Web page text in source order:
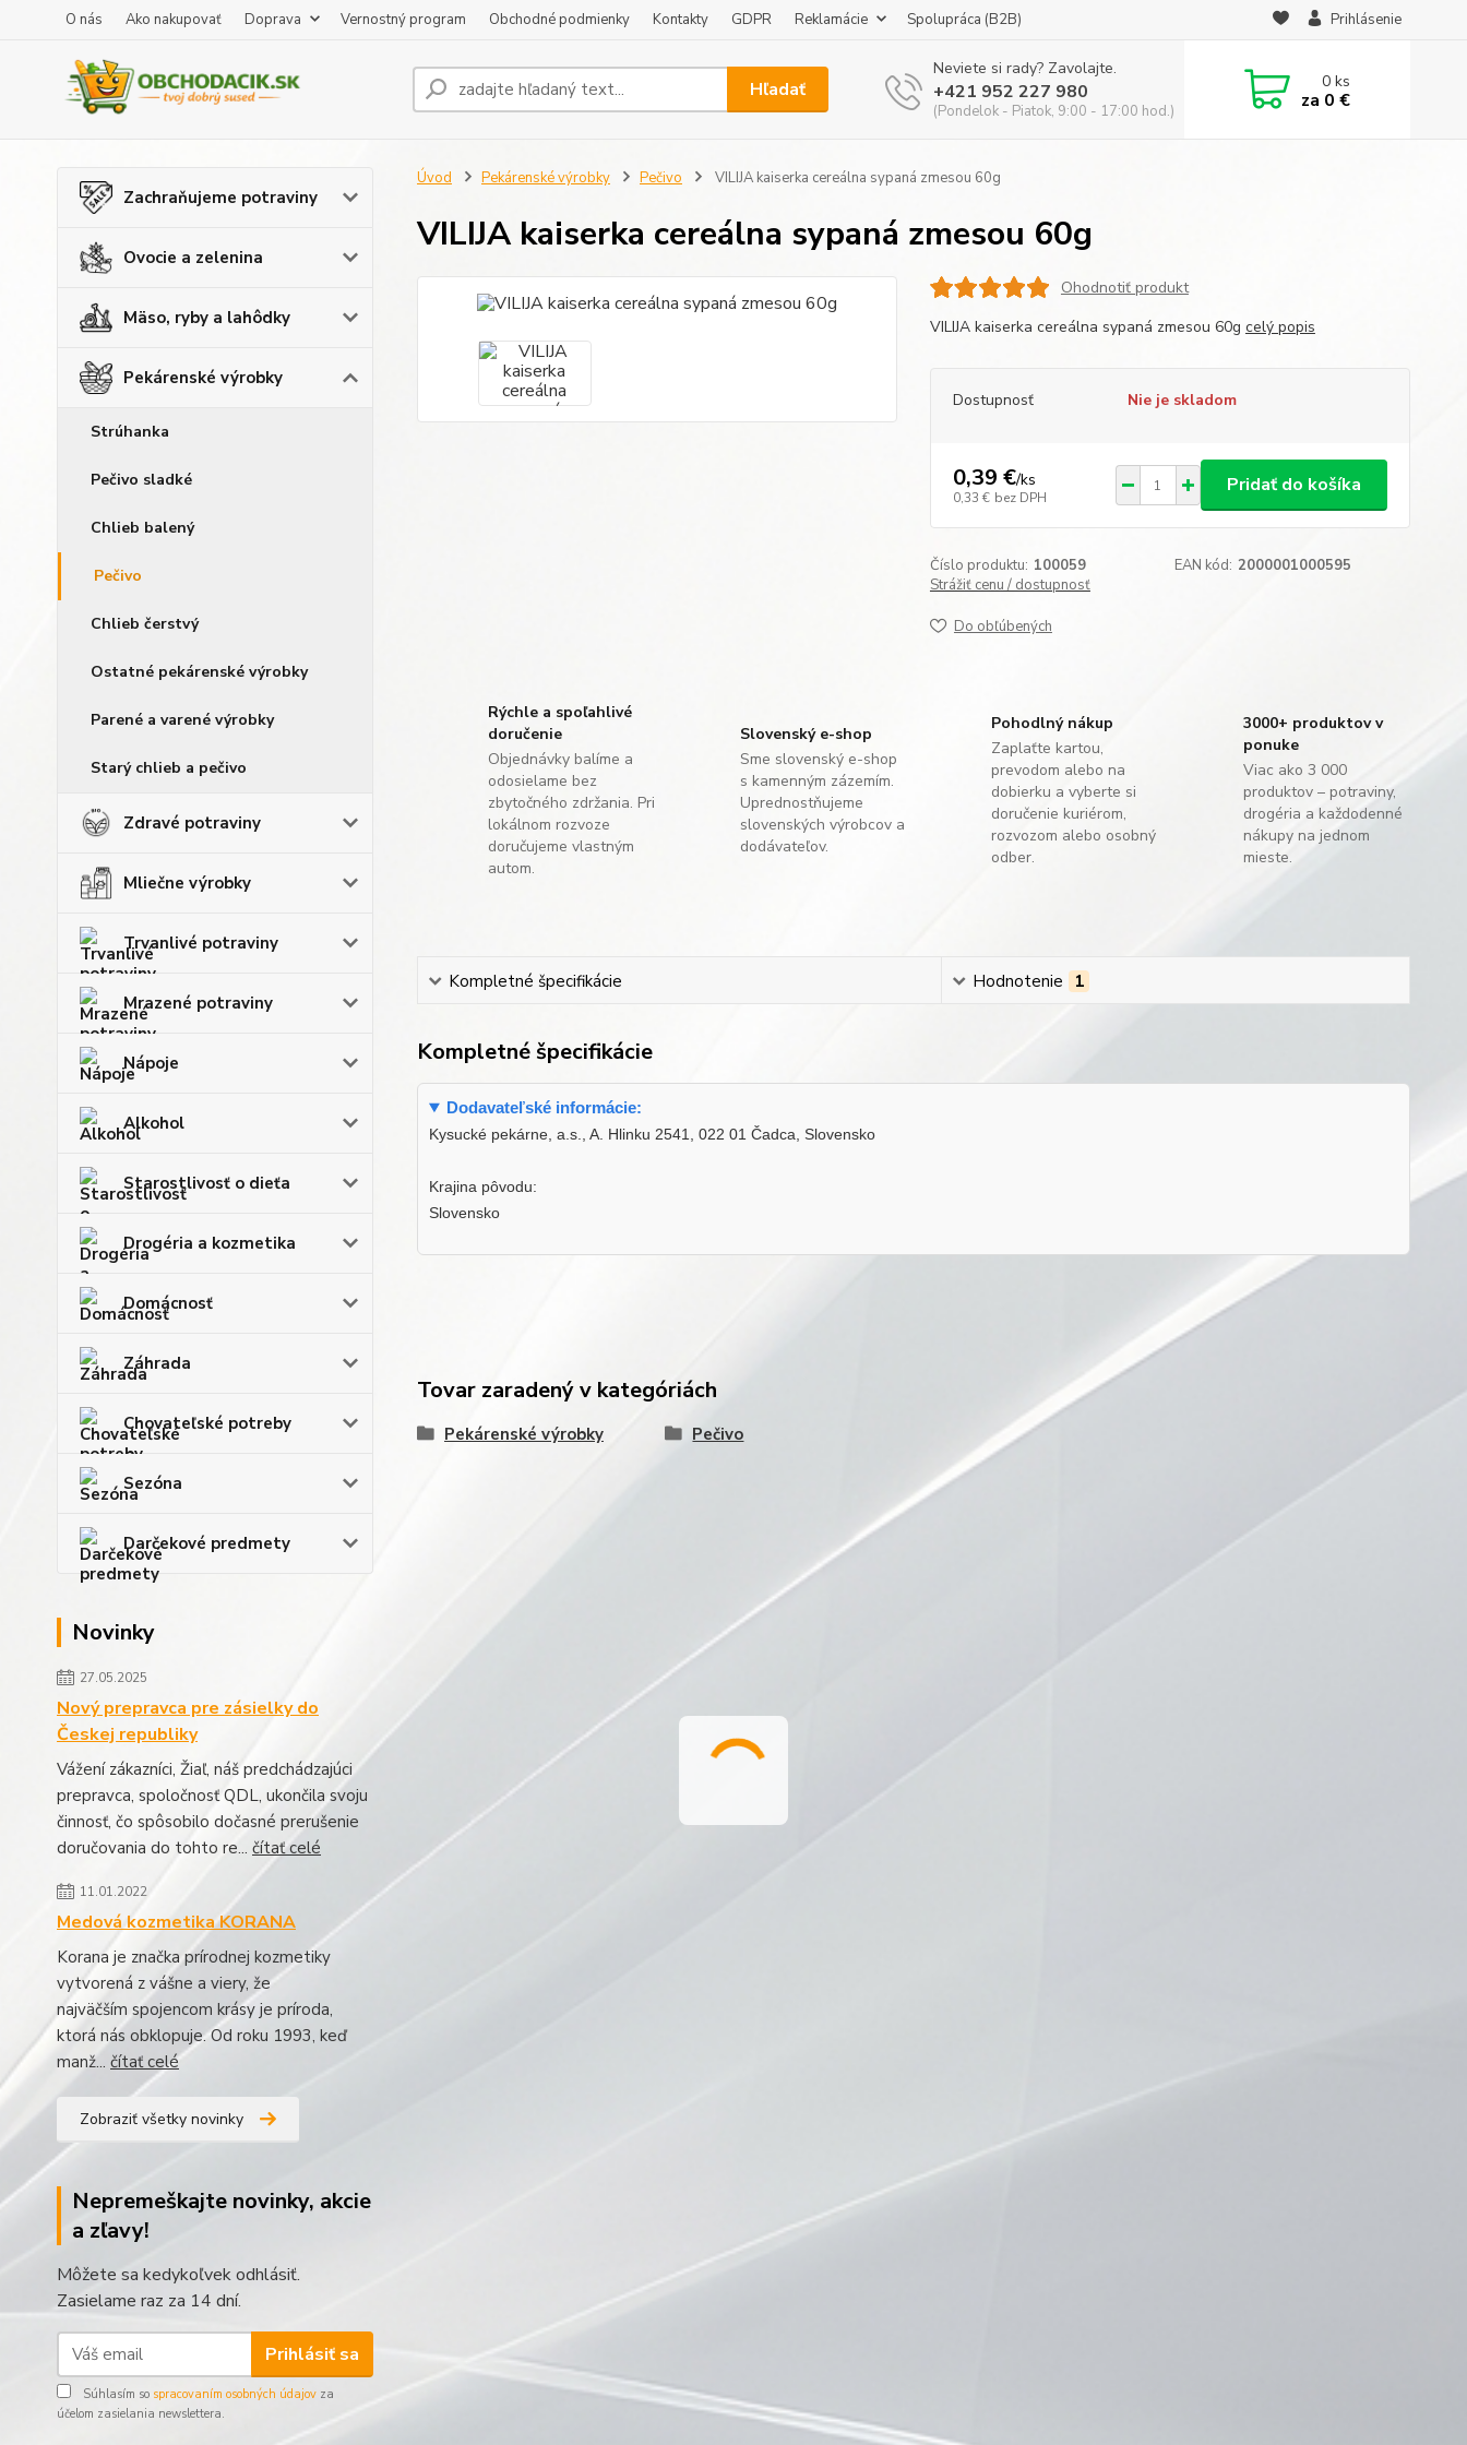
O nás Ako nakupovať Doprava Vernostný program Obchodné podmienky Kontakty GDPR Reklamácie Spolupráca (B2B) Prihlásenie
Hľadať
Neviete si rady? Zavolajte.
+421 952 227 980
(Pondelok - Piatok, 9:00 - 17:00 hod.)
0ks
za 0 €
Zachraňujeme potraviny
Ovocie a zelenina
Mäso, ryby a lahôdky
Pekárenské výrobky
Strúhanka
Pečivo sladké
Chlieb balený
Pečivo
Chlieb čerstvý
Ostatné pekárenské výrobky
Parené a varené výrobky
Starý chlieb a pečivo
Zdravé potraviny
Mliečne výrobky
Trvanlivé potraviny
Mrazené potraviny
Nápoje
Alkohol
Starostlivosť o dieťa
Drogéria a kozmetika
Domácnosť
Záhrada
Chovateľské potreby
Sezóna
Darčekové predmety
Novinky
27.05.2025
Nový prepravca pre zásielky do
Českej republiky
Vážení zákazníci, Žiaľ, náš predchádzajúci
prepravca, spoločnosť QDL, ukončila svoju
činnosť, čo spôsobilo dočasné prerušenie
doručovania do tohto re... čítať celé
11.01.2022
Medová kozmetika KORANA
Korana je značka prírodnej kozmetiky
vytvorená z vášne a viery, že
najväčším spojencom krásy je príroda,
ktorá nás obklopuje. Od roku 1993, keď
manž... čítať celé
Zobraziť všetky novinky
Nepremeškajte novinky, akcie
a zľavy!
Môžete sa kedykoľvek odhlásiť.
Zasielame raz za 14 dní.
Prihlásiť sa
Súhlasím so spracovaním osobných údajov za
účelom zasielania newslettera.
Úvod Pekárenské výrobky Pečivo VILIJA kaiserka cereálna sypaná zmesou 60g
VILIJA kaiserka cereálna sypaná zmesou 60g
Ohodnotiť produkt
VILIJA kaiserka cereálna sypaná zmesou 60g celý popis
Dostupnosť Nie je skladom
0,39 €/ks
0,33 € bez DPH
Pridať do košíka
Číslo produktu: 100059 EAN kód: 2000001000595
Strážiť cenu / dostupnosť
Do obľúbených
Rýchle a spoľahlivé
doručenie
Objednávky balíme a
odosielame bez
zbytočného zdržania. Pri
lokálnom rozvoze
doručujeme vlastným
autom.
Slovenský e-shop
Sme slovenský e-shop
s kamenným zázemím.
Uprednostňujeme
slovenských výrobcov a
dodávateľov.
Pohodlný nákup
Zaplaťte kartou,
prevodom alebo na
dobierku a vyberte si
doručenie kuriérom,
rozvozom alebo osobný
odber.
3000+ produktov v
ponuke
Viac ako 3 000
produktov – potraviny,
drogéria a každodenné
nákupy na jednom
mieste.
Kompletné špecifikácie Hodnotenie 1
Kompletné špecifikácie
Dodavateľské informácie:
Kysucké pekárne, a.s., A. Hlinku 2541, 022 01 Čadca, Slovensko
Krajina pôvodu:
Slovensko
Tovar zaradený v kategóriách
Pekárenské výrobky Pečivo